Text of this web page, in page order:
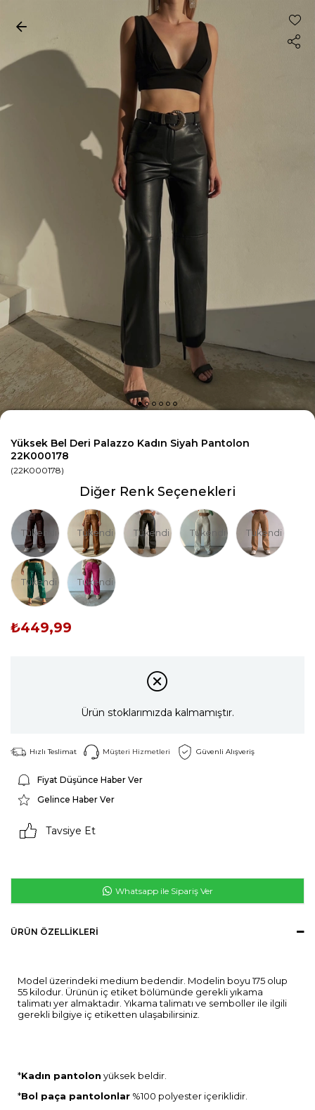
Yüksek Bel Deri Palazzo Kadın Siyah Pantolon
22K000178
(22K000178)
Diğer Renk Seçenekleri
Tükendi Tükendi Tükendi Tükendi Tükendi
Tükendi Tükendi
₺449,99
Ürün stoklarımızda kalmamıştır.
Hızlı Teslimat Müşteri Hizmetleri Güvenli Alışveriş
Fiyat Düşünce Haber Ver
Gelince Haber Ver
Tavsiye Et
Whatsapp ile Sipariş Ver
ÜRÜN ÖZELLIKLERI
Model üzerindeki medium bedendir. Modelin boyu 175 olup
55 kilodur. Ürünün iç etiket bölümünde gerekli yıkama
talimatı yer almaktadır. Yıkama talimatı ve semboller ile ilgili
gerekli bilgiye iç etiketten ulaşabilirsiniz.
*Kadın pantolon yüksek beldir.
*Bol paça pantolonlar %100 polyester içeriklidir.